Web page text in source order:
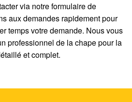
via notre formulaire de
aux demandes rapidement pour
temps votre demande. Nous vous
professionnel de la chape pour la
et complet.